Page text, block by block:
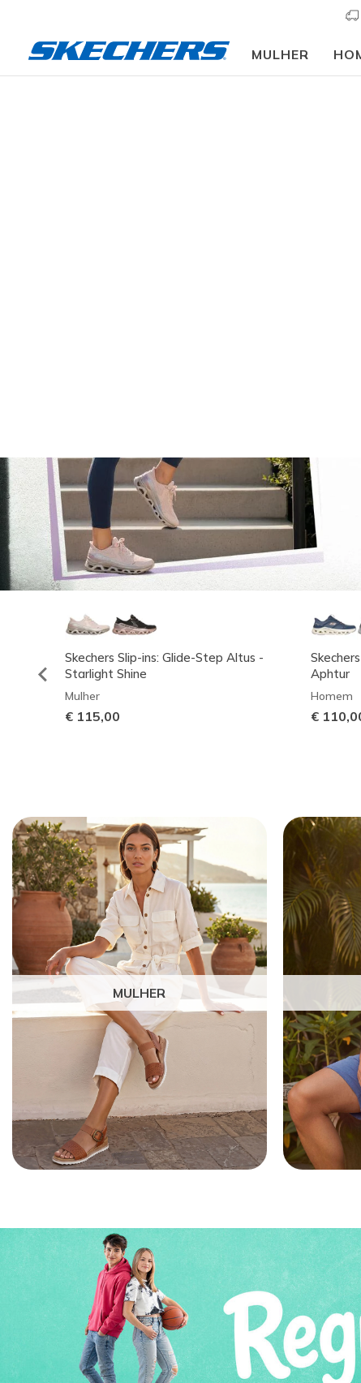
MULHER
Skechers Slip-ins: Glide-Step Altus -
Starlight Shine
Mulher
€ 115,00
Aphtur
Homem
€
MULHER